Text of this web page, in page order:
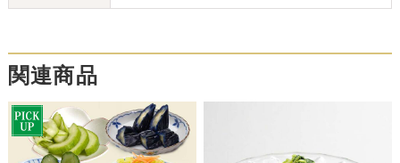
関連商品